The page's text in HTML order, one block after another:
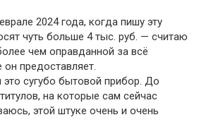
2024 года, когда пишу эту
чуть больше 4 тыс. руб. — считаю
чем оправданной за всё
предоставляет.
сугубо бытовой прибор. До
на которые сам сейчас
этой штуке очень и очень